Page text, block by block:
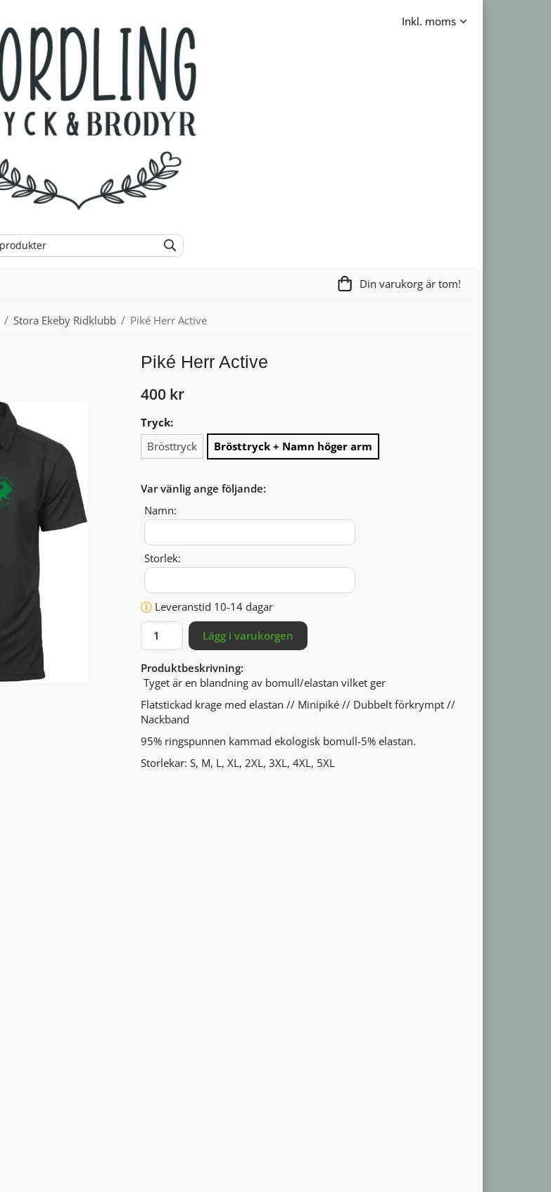
Din varukorg är tom!
/ Stora Ekeby Ridklubb / Piké Herr Active
Piké Herr Active
400 kr
Tryck:
Brösttryck
Brösttryck + Namn höger arm
Var vänlig ange följande:
Namn:
Storlek:
Leveranstid 10-14 dagar
Lägg i varukorgen
Produktbeskrivning:
Tyget är en blandning av bomull/elastan vilket ger
Flatstickad krage med elastan // Minipiké // Dubbelt förkrympt //
Nackband
95% ringspunnen kammad ekologisk bomull-5% elastan.
Storlekar: S, M, L, XL, 2XL, 3XL, 4XL, 5XL